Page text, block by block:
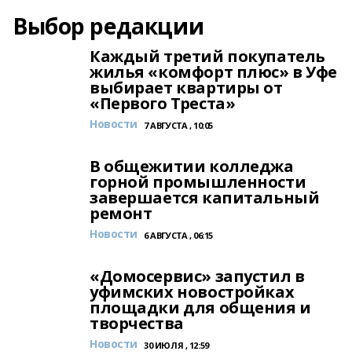
Выбор редакции
Каждый третий покупатель
жилья «комфорт плюс» в Уфе
выбирает квартиры от
«Первого Треста»
Новости 7 АВГУСТА , 10:05
В общежитии колледжа
горной промышленности
завершается капитальный
ремонт
Новости 6 АВГУСТА , 06:15
«Домосервис» запустил в
уфимских новостройках
площадки для общения и
творчества
Новости 30 ИЮЛЯ , 12:59